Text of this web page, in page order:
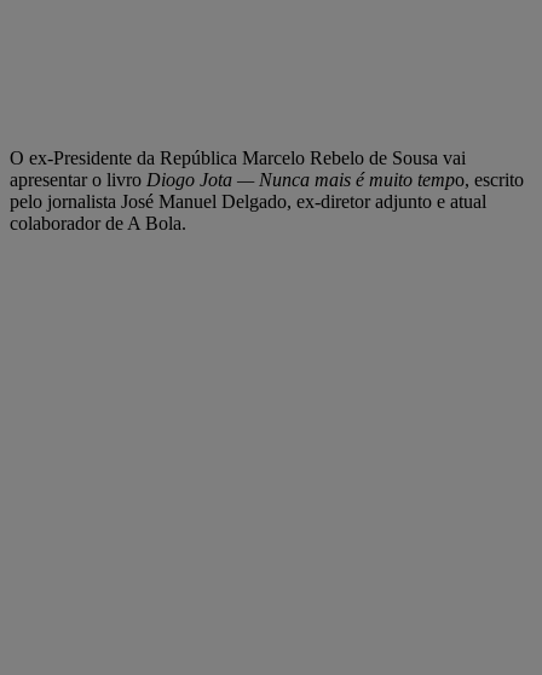
O ex-Presidente da República Marcelo Rebelo de Sousa vai
apresentar o livro Diogo Jota — Nunca mais é muito tempo, escrito
pelo jornalista José Manuel Delgado, ex-diretor adjunto e atual
colaborador de A Bola.